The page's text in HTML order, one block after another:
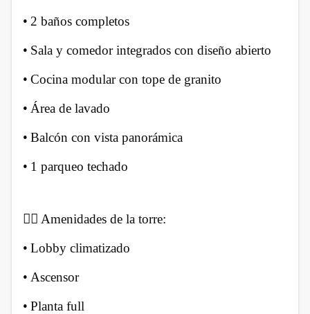
• 2 baños completos
• Sala y comedor integrados con diseño abierto
• Cocina modular con tope de granito
• Área de lavado
• Balcón con vista panorámica
• 1 parqueo techado
🏊‍♀️ Amenidades de la torre:
• Lobby climatizado
• Ascensor
• Planta full